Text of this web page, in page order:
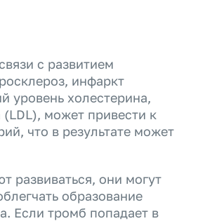
с развитием
инфаркт
уровень холестерина,
может привести к
что в результате может
развиваться, они могут
образование
Если тромб попадает в